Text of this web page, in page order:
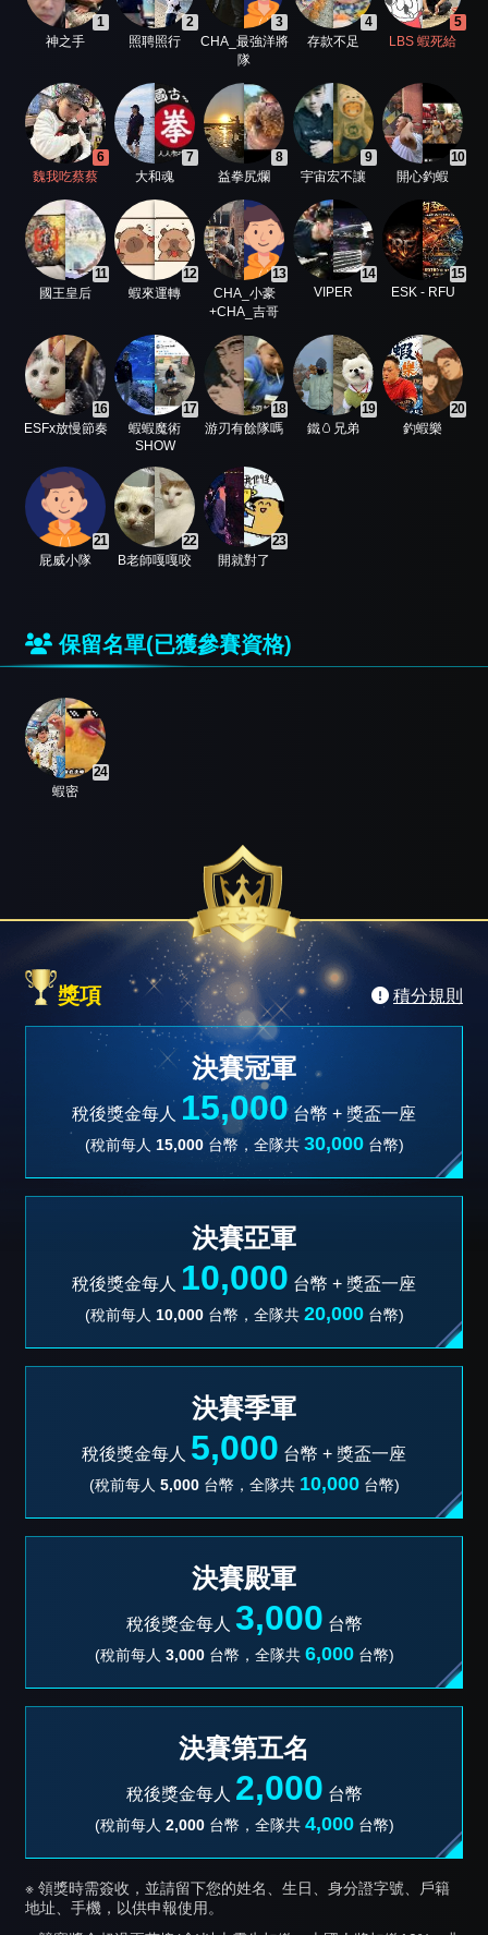
1
神之手
2
照聘照行
3
CHA_最強洋將
隊
4
存款不足
5
LBS 蝦死給
6
魏我吃蔡蔡
7
大和魂
8
益拳尻爛
9
宇宙宏不讓
10
開心釣蝦
11
國王皇后
12
蝦來運轉
13
CHA_小豪
+CHA_吉哥
14
VIPER
15
ESK - RFU
16
ESFx放慢節奏
17
蝦蝦魔術
SHOW
18
游刃有餘隊嗎
19
鐵🥚兄弟
20
釣蝦樂
21
屁威小隊
22
B老師嘎嘎咬
23
開就對了
保留名單(已獲參賽資格)
24
蝦密
獎項 積分規則
決賽冠軍
稅後獎金每人 15,000 台幣 + 獎盃一座
(稅前每人 15,000台幣，全隊共30,000台幣)
決賽亞軍
稅後獎金每人 10,000 台幣 + 獎盃一座
(稅前每人 10,000台幣，全隊共 20,000台幣)
決賽季軍
稅後獎金每人 5,000 台幣 + 獎盃一座
(稅前每人 5,000台幣，全隊共 10,000台幣)
決賽殿軍
稅後獎金每人 3,000 台幣
(稅前每人 3,000台幣，全隊共 6,000台幣)
決賽第五名
稅後獎金每人 2,000 台幣
(稅前每人 2,000台幣，全隊共 4,000台幣)
※ 領獎時需簽收，並請留下您的姓名、生日、身分證字號、戶籍
地址、手機，以供申報使用。